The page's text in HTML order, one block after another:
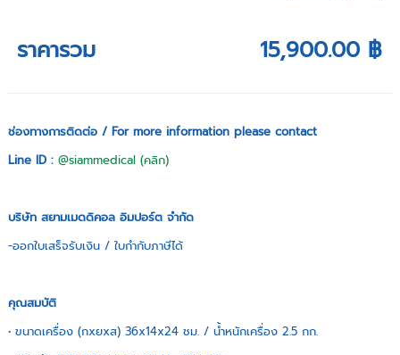
ราคารวม 15,900.00 ฿
ช่องทางการติดต่อ / For more information please contact
Line ID :@siammedical (คลิก)
บริษัท สยามเมดดิคอล อิมปอร์ต จำกัด
-ออกใบเสร็จรับเงิน / ใบกำกับภาษีได้
คุณสมบัติ
• ขนาดเครื่อง (กxยxส) 36x14x24 ชม. / น้ำหนักเครื่อง 2.5 กก.